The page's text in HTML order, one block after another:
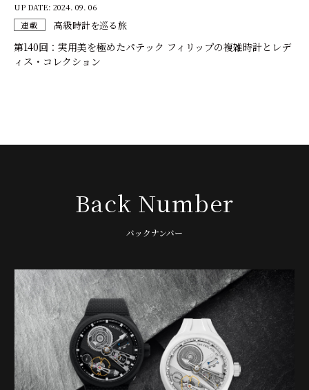
UP DATE: 2024. 09. 06
連載
高級時計を巡る旅
第140回：実用美を極めたパテック フィリップの複雑時計とレデ
ィス・コレクション
Back Number
バックナンバー